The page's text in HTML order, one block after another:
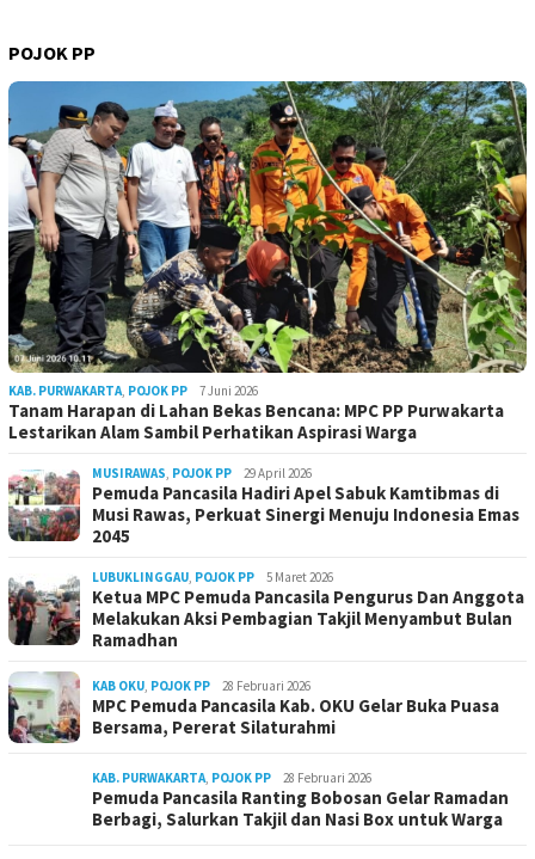
POJOK PP
KAB. PURWAKARTA POJOK PP 7 Juni 2026
Tanam Harapan di Lahan Bekas Bencana: MPC PP Purwakarta
Lestarikan Alam Sambil Perhatikan Aspirasi Warga
MUSIRAWAS POJOK PP 29 April 2026
Pemuda Pancasila Hadiri Apel Sabuk Kamtibmas di
Musi Rawas, Perkuat Sinergi Menuju Indonesia Emas
2045
LUBUKLINGGAU POJOK PP 5 Maret 2026
Ketua MPC Pemuda Pancasila Pengurus Dan Anggota
Melakukan Aksi Pembagian Takjil Menyambut Bulan
Ramadhan
KAB OKU POJOK PP 28 Februari 2026
MPC Pemuda Pancasila Kab. OKU Gelar Buka Puasa
Bersama, Pererat Silaturahmi
KAB. PURWAKARTA POJOK PP 28 Februari 2026
Pemuda Pancasila Ranting Bobosan Gelar Ramadan
Berbagi, Salurkan Takjil dan Nasi Box untuk Warga